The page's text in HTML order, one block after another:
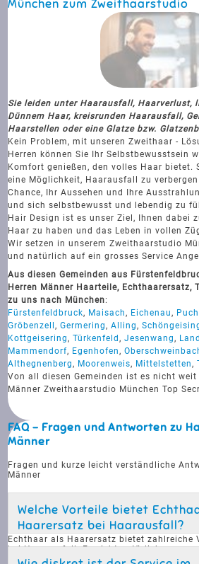
München zum Zweithaarstudio
Sie leiden unter Haarausfall, Haarverlust,
Dünnem Haar, kreisrunden Haarausfall,
Haarstellen oder eine Glatze bzw.
Kein Problem, mit unseren Zweithaar -
Herren können Sie Ihr Selbstbewusstsein
Komfort genießen, den volles Haar bietet.
eine Möglichkeit, Haarausfall zu
Chance, Ihr Aussehen und Ihre
und sich selbstbewusst und lebendig zu
Hair Design ist es unser Ziel, Ihnen dabei
Haar zu haben und das Leben in vollen
Wir setzen in unserem Zweithaarstudio
und natürlich auf ein grosses Service
Aus diesen Gemeinden aus
Herren Männer Haarteile, Echthaarersatz,
zu uns nach München:
Fürstenfeldbruck, Maisach, Eichenau,
Gröbenzell,Germering,Alling,
Kottgeisering,Türkenfeld,Jesenwang,
Mammendorf, Egenhofen,
Althegnenberg, Moorenweis, Mittelstetten,
Von all diesen Gemeinden ist es nicht weit
Männer Zweithaarstudio München Top
FAQ - Fragen und Antworten zu
Männer
Fragen und kurze leicht verständliche
Männer
Welche Vorteile bietet
Haarersatz bei Haarausfall?
Echthaar als Haarersatz bietet zahlreiche
bei Haarausfall. Es sieht natürlicher aus
was es nahezu unmöglich macht, den